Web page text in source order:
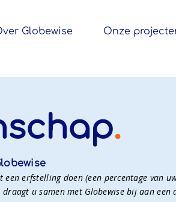
Globewise Onze
.
erfstelling doen (een percentage van
u samen met Globewise bij aan